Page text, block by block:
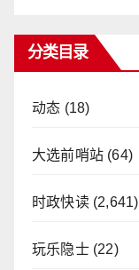
分类目录
动态 (18)
大选前哨站 (64)
时政快读(2,641)
玩乐隐士(22)